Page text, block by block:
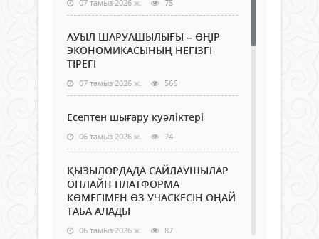
07 тамыз 2026 ж. 75
АУЫЛ ШАРУАШЫЛЫҒЫ – ӨҢІР
ЭКОНОМИКАСЫНЫҢ НЕГІЗГІ
ТІРЕГІ
07 тамыз 2026 ж. 566
Есептен шығару куәліктері
06 тамыз 2026 ж. 74
ҚЫЗЫЛОРДАДА САЙЛАУШЫЛАР
ОНЛАЙН ПЛАТФОРМА
КӨМЕГІМЕН ӨЗ УЧАСКЕСІН ОҢАЙ
ТАБА АЛАДЫ
06 тамыз 2026 ж. 87